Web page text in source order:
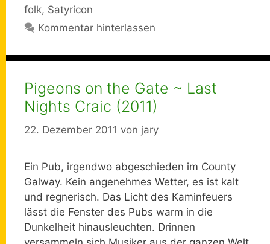
folk, Satyricon
Kommentar hinterlassen
Pigeons on the Gate ~ Last
Nights Craic (2011)
22. Dezember 2011 von jary
Ein Pub, irgendwo abgeschieden im County
Galway. Kein angenehmes Wetter, es ist kalt
und regnerisch. Das Licht des Kaminfeuers
lässt die Fenster des Pubs warm in die
Dunkelheit hinausleuchten. Drinnen